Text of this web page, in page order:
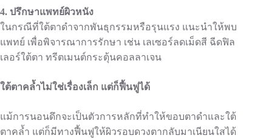
4. ปรึกษาแพทย์ผิวหนัง
ในกรณีที่ใต้ตาดำจากพันธุกรรมหรือรุนแรง แนะนำให้พบ
แพทย์ เพื่อพิจารณาการรักษา เช่น เลเซอร์ลดเม็ดสี ฉีดฟิล
เลอร์ใต้ตา ทรีตเมนต์กระตุ้นคอลลาเจน
ใต้ตาคล้ำไม่ใช่เรื่องเล็ก แต่ก็ฟื้นฟูได้
แม้การนอนดึกจะเป็นตัวการหลักที่ทำให้ขอบตาดำและใต้
ตาคล้ำ แต่ก็มีทางฟื้นฟูให้ผิวรอบดวงตากลับมาเนียนใสได้